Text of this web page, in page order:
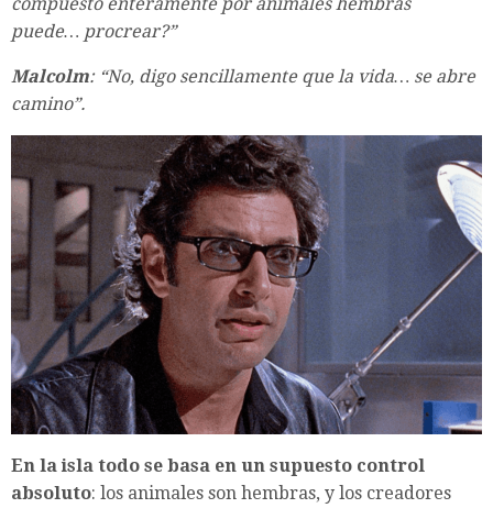
puede… procrear?”
Malcolm: “No, digo sencillamente que la vida… se abre
camino”.
En la isla todo se basa en un supuesto control
absoluto: los animales son hembras, y los creadores